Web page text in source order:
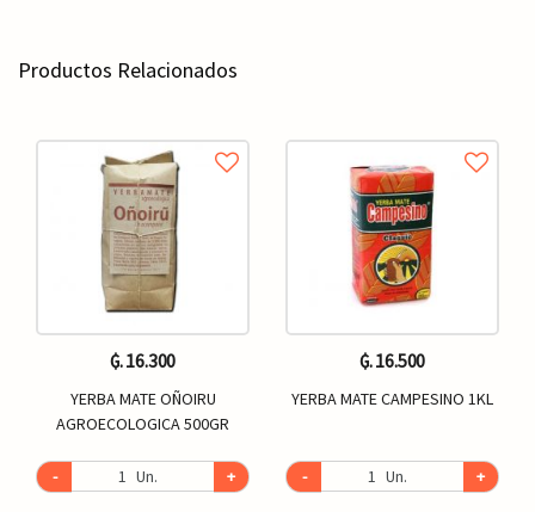
Productos Relacionados
₲. 16.300
YERBA MATE OÑOIRU
AGROECOLOGICA 500GR
- Un. +
₲. 16.500
YERBA MATE CAMPESINO 1KL
- Un. +